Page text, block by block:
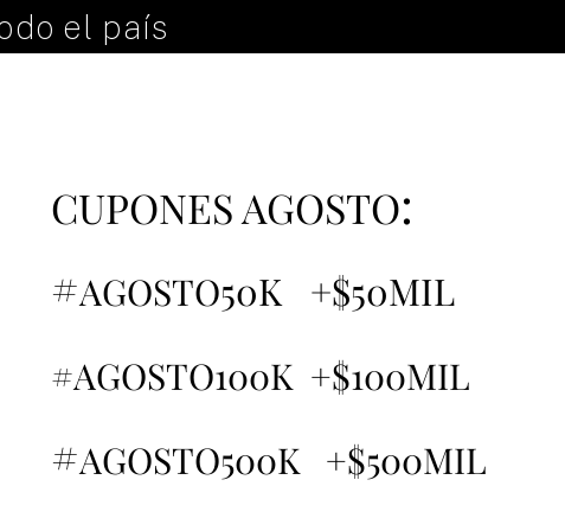
el país
CUPONES AGOSTO:
#AGOSTO50K +$50MIL
#AGOSTO100K +$100MIL
#AGOSTO500K +$500MIL